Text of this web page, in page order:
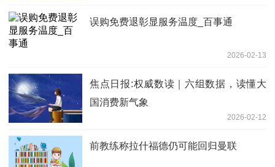
误购免费退彰显服务温度_百事通
2026-02-13
焦点日报:权威数读｜六组数据，读懂大
国消费新气象
2026-02-12
前教练称拉什福德仍可能回归曼联